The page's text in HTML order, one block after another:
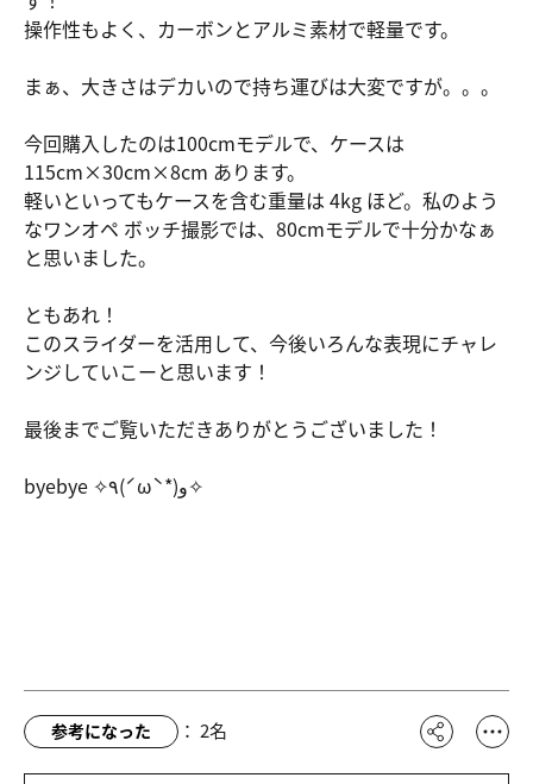
操作性もよく、カーボンとアルミ素材で軽量です。
まぁ、大きさはデカいので持ち運びは大変ですが。。。
今回購入したのは100cmモデルで、ケースは
115cm×30cm×8cm あります。
軽いといってもケースを含む重量は 4kg ほど。私のよう
なワンオペ ボッチ撮影では、80cmモデルで十分かなぁ
と思いました。
ともあれ！
このスライダーを活用して、今後いろんな表現にチャレ
ンジしていこーと思います！
最後までご覧いただきありがとうございました！
byebye ✧٩(ˊωˋ*)و✧
参考になった ： 2名